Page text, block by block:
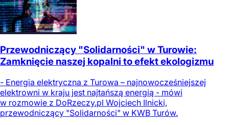
Przewodniczący "Solidarności" w Turowie:
Zamknięcie naszej kopalni to efekt ekologizmu
- Energia elektryczna z Turowa – najnowocześniejszej
elektrowni w kraju jest najtańszą energią - mówi
w rozmowie z DoRzeczy.pl Wojciech Ilnicki,
przewodniczący "Solidarności" w KWB Turów.